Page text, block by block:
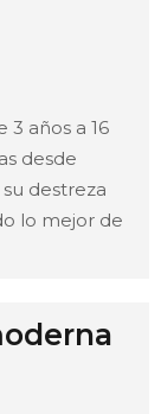
3 años a 16
desde
destreza
lo mejor de